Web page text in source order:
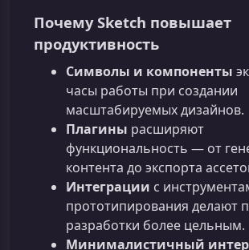
Почему Sketch повышает
продуктивность
Символы и компоненты
часы работы при создании
масштабируемых дизайнов.
Плагины расширяют
функциональность — от
контента до экспорта
Интеграции с
прототипирования делают
разработки более цельным.
Минималистичный